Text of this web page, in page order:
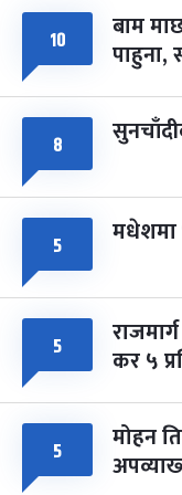
८ फागुपूर्णिमा
चैत्र ८, २०८३-
१० बाम
पाहुना,
८
५ मधेशमा
५ कर ५
५ मोहन